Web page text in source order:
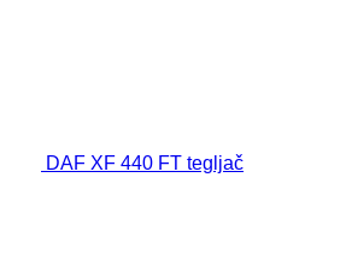
DAF XF 440 FT tegljač